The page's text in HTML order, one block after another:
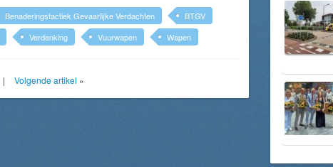
Benaderingstactiek Gevaarlijke Verdachten
BTGV
Verdenking Vuurwapen Wapen
| Volgende artikel »